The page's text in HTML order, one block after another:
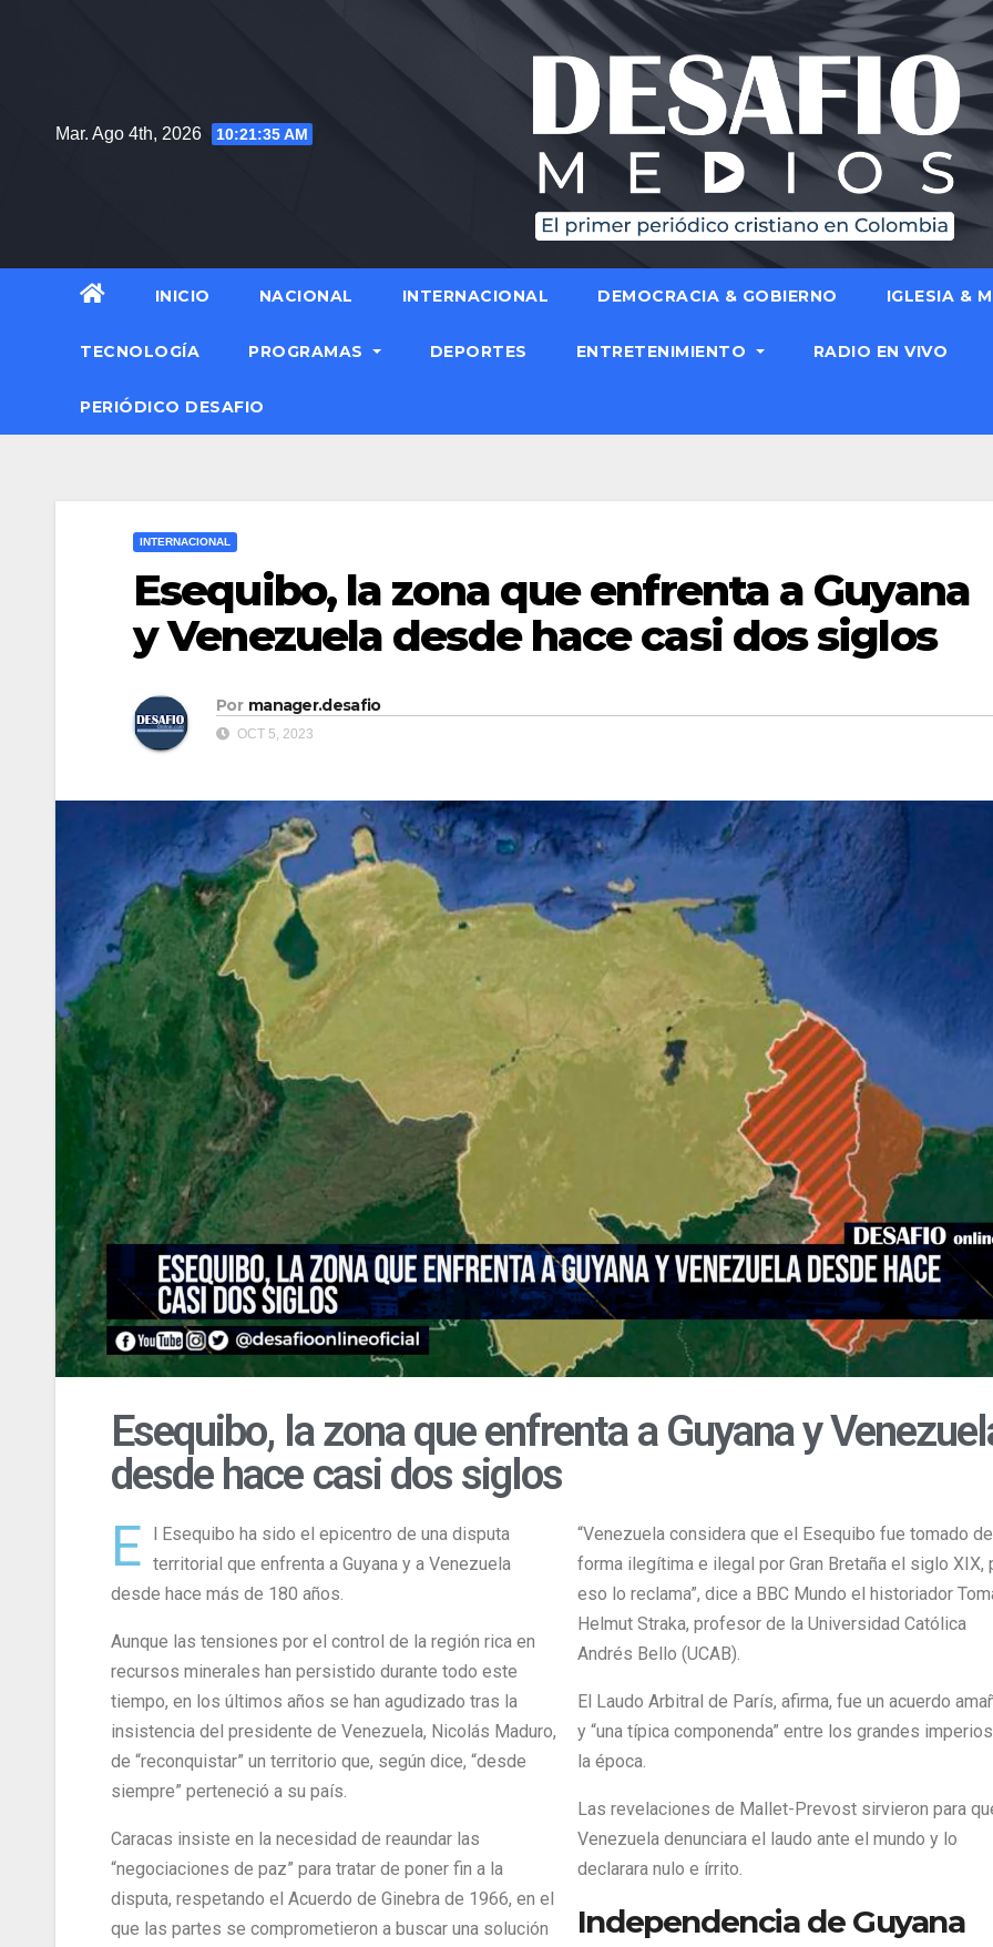
Mar. Ago 4th, 2026 10:21:36 AM
INICIO NACIONAL INTERNACIONAL DEMOCRACIA & GOBIERNO IGLESIA &
TECNOLOGÍA PROGRAMAS DEPORTES ENTRETENIMIENTO RADIO EN VIVO
PERIÓDICO DESAFIO
INTERNACIONAL
Esequibo, la zona que enfrenta a Guyana
y Venezuela desde hace casi dos siglos
Por manager.desafio
OCT 5, 2023
Esequibo, la zona que enfrenta a Guyana y
desde hace casi dos siglos
E
l Esequibo ha sido el epicentro de una disputa
territorial que enfrenta a Guyana y a Venezuela
desde hace más de 180 años.
Aunque las tensiones por el control de la región rica en
recursos minerales han persistido durante todo este
tiempo, en los últimos años se han agudizado tras la
insistencia del presidente de Venezuela, Nicolás Maduro,
de “reconquistar” un territorio que, según dice, “desde
siempre” perteneció a su país.
Caracas insiste en la necesidad de reaundar las
“negociaciones de paz” para tratar de poner fin a la
disputa, respetando el Acuerdo de Ginebra de 1966, en el
que las partes se comprometieron a buscar una solución
“Venezuela considera que el Esequibo fue tomado de
forma ilegítima e ilegal por Gran Bretaña el siglo XIX,
eso lo reclama”, dice a BBC Mundo el historiador
Helmut Straka, profesor de la Universidad Católica
Andrés Bello (UCAB).
El Laudo Arbitral de París, afirma, fue un acuerdo
y “una típica componenda” entre los grandes
la época.
Las revelaciones de Mallet-Prevost sirvieron para
Venezuela denunciara el laudo ante el mundo y lo
declarara nulo e írrito.
Independencia de Guyana